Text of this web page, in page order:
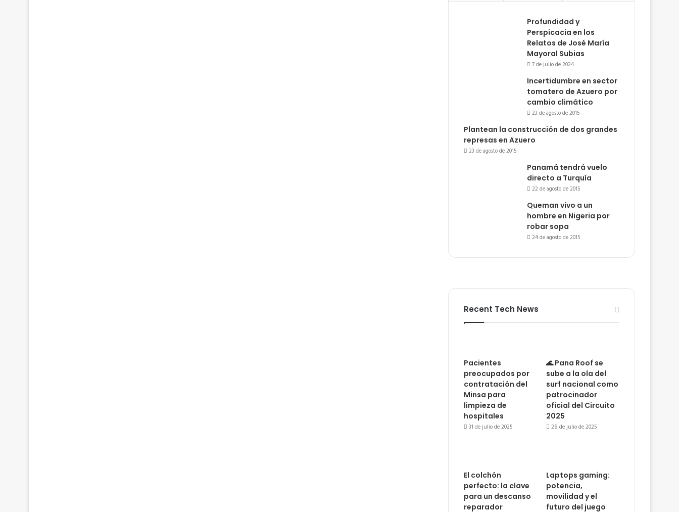
Profundidad y
Perspicacia en los
Relatos de José María
Mayoral Subias
7 de julio de 2024
Incertidumbre en sector
tomatero de Azuero por
cambio climático
23 de agosto de 2015
Plantean la construcción de dos grandes
represas en Azuero
23 de agosto de 2015
Panamá tendrá vuelo
directo a Turquía
22 de agosto de 2015
Queman vivo a un
hombre en Nigeria por
robar sopa
24 de agosto de 2015
Recent Tech News
Pacientes
preocupados por
contratación del
Minsa para
limpieza de
hospitales
31 de julio de 2025
🌊 Pana Roof se
sube a la ola del
surf nacional como
patrocinador
oficial del Circuito
2025
28 de julio de 2025
El colchón
perfecto: la clave
para un descanso
reparador
Laptops gaming:
potencia,
movilidad y el
futuro del juego